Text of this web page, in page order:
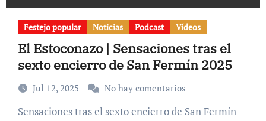
Festejo popular Noticias Podcast Vídeos
El Estoconazo | Sensaciones tras el
sexto encierro de San Fermín 2025
Jul 12, 2025 No hay comentarios
Sensaciones tras el sexto encierro de San Fermín